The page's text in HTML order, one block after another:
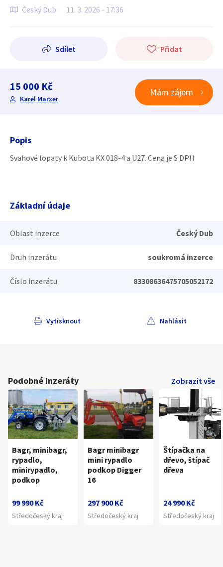
Český Dub 11. 3. 2026 - 17:36
Sdílet Přidat
15 000 Kč
Karel Marxer
Mám zájem
Popis
Svahové lopaty k Kubota KX 018-4 a U27. Cena je S DPH
Základní údaje
Oblast inzerce Český Dub
Druh inzerátu soukromá inzerce
Číslo inzerátu 83308636475705052172
Vytisknout Nahlásit
Podobné inzeráty Zobrazit vše
Bagr, minibagr,
rypadlo,
minirypadlo,
podkop
99 990 Kč
Středočeský kraj
Bagr minibagr
mini rypadlo
podkop Digger
16
297 900 Kč
Středočeský kraj
Štípačka na
dřevo, štípač
dřeva
24 990 Kč
Středočeský kraj